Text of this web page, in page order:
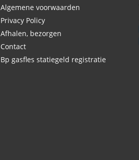
Algemene voorwaarden
Privacy Policy
Afhalen, bezorgen
Contact
Bp gasfles statiegeld registratie